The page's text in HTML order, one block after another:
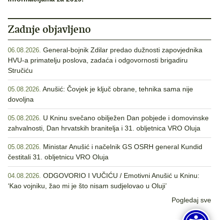
Zadnje objavljeno
06.08.2026. General-bojnik Zdilar predao dužnosti zapovjednika
HVU-a primatelju poslova, zadaća i odgovornosti brigadiru
Stručiću
05.08.2026. Anušić: Čovjek je ključ obrane, tehnika sama nije
dovoljna
05.08.2026. U Kninu svečano obilježen Dan pobjede i domovinske
zahvalnosti, Dan hrvatskih branitelja i 31. obljetnica VRO Oluja
05.08.2026. Ministar Anušić i načelnik GS OSRH general Kundid
čestitali 31. obljetnicu VRO Oluja
04.08.2026. ODGOVORIO I VUČIĆU / Emotivni Anušić u Kninu:
‘Kao vojniku, žao mi je što nisam sudjelovao u Oluji’
Pogledaj sve